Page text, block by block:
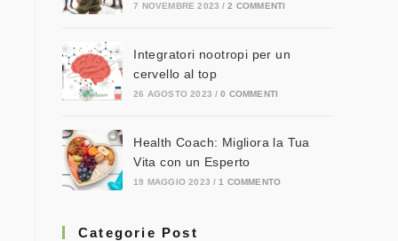
7 NOVEMBRE 2023 / 2 COMMENTI
Integratori nootropi per un
cervello al top
26 AGOSTO 2023 / 0 COMMENTI
Health Coach: Migliora la Tua
Vita con un Esperto
19 MAGGIO 2023 / 1 COMMENTO
Categorie Post